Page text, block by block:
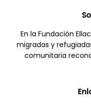
En la Fundación
migradas y
comunitaria